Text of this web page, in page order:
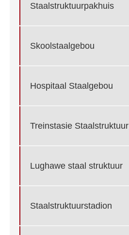
Staalstruktuurpakhuis
Skoolstaalgebou
Hospitaal Staalgebou
Treinstasie Staalstruktuur
Lughawe staal struktuur
Staalstruktuurstadion